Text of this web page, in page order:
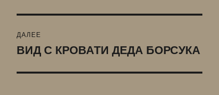
ДАЛЕЕ
Следующая
ВИД С КРОВАТИ ДЕДА БОРСУКА